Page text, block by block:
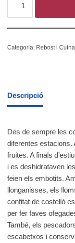
Categoria: Rebost i Cuina
Descripció
Des de sempre les
diferentes estacions.
fruites. A finals
i es deshidrataven
feien els embotits.
llonganisses, els
confitat de costelló
per fer faves
També, els
escabetxos i